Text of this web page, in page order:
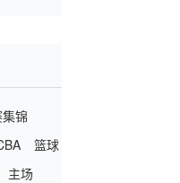
锦
篮球
主场